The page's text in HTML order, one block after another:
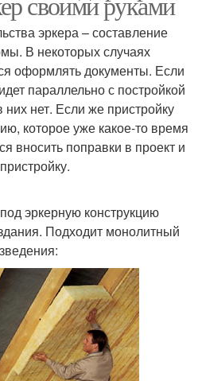
эркера – составление
В некоторых случаях
оформлять документы. Если
параллельно с постройкой
нет. Если же пристройку
которое уже какое-то время
вносить поправки в проект и
эркерную конструкцию
Подходит монолитный